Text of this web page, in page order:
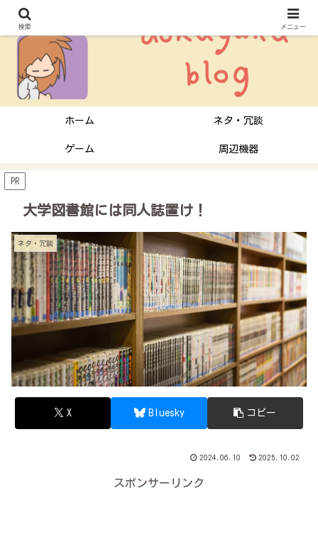
ホーム ネタ・冗談
ゲーム 周辺機器
PR
大学図書館には同人誌置け！
ネタ・冗談
X Bluesky コピー
2024.06.10 2025.10.02
スポンサーリンク
検索 メニュー